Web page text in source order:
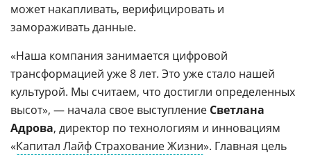
может накапливать, верифицировать и
замораживать данные.
«Наша компания занимается цифровой
трансформацией уже 8 лет. Это уже стало нашей
культурой. Мы считаем, что достигли определенных
высот», — начала свое выступление Светлана
Адрова, директор по технологиям и инновациям
«Капитал Лайф Страхование Жизни». Главная цель